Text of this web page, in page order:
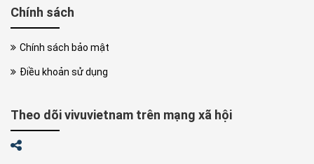
Chính sách
Chính sách bảo mật
Điều khoản sử dụng
Theo dõi vivuvietnam trên mạng xã hội